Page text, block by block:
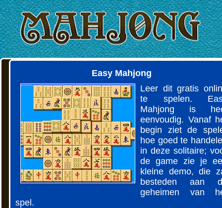
Easy Mahjong
Leer dit gratis
te spelen.
Mahjong is
eenvoudig. Vanaf
begin ziet de
hoe goed te
in deze solitaire;
de game zie je
kleine demo, die
besteden aan
geheimen van
spel.